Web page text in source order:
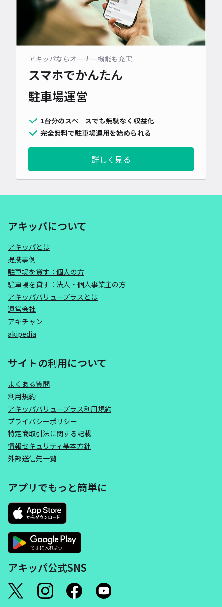
アキッパならオーナー機能も充実
スマホでかんたん
駐車場運営
1台分のスペースでも無駄なく収益化
完全無料で駐車場運用を始められる
詳しく見る
アキッパについて
アキッパとは
提携事例
駐車場を貸す：個人の方
駐車場を貸す：法人・個人事業主の方
アキッパバリュープラスとは
運営会社
アキチャン
akipedia
サイトの利用について
よくある質問
利用規約
アキッパバリュープラス利用規約
プライバシーポリシー
特定商取引法に関する記載
情報セキュリティ基本方針
外部送信先一覧
アプリでもっと簡単に
アキッパ公式SNS